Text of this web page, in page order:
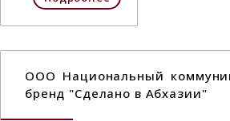
ООО Национальный
бренд "Сделано в Абхазии"